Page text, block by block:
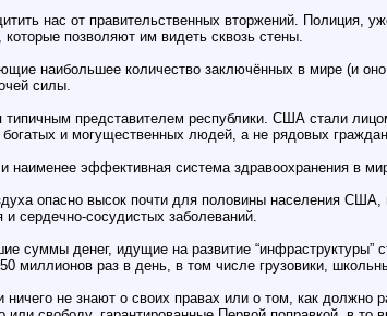
нас от правительственных вторжений. Полиция,
позволяют им видеть сквозь стены.
наибольшее количество заключённых в мире (и
силы.
представителем республики. США стали
и могущественных людей, а не рядовых
наименее эффективная система здравоохранения в
опасно высок почти для половины населения
и сердечно-сосудистых заболеваний.
суммы денег, идущие на развитие
миллионов раз в день, в том числе грузовики,
ничего не знают о своих правах или о том, как должно